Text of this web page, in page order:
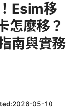
Esim移
怎麼移？
南與實務
2026-05-10